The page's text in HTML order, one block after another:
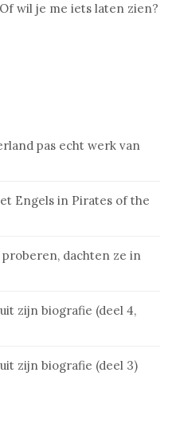
wil je me iets laten zien?
pas echt werk van
Engels in Pirates of the
dachten ze in
zijn biografie (deel 4,
zijn biografie (deel 3)